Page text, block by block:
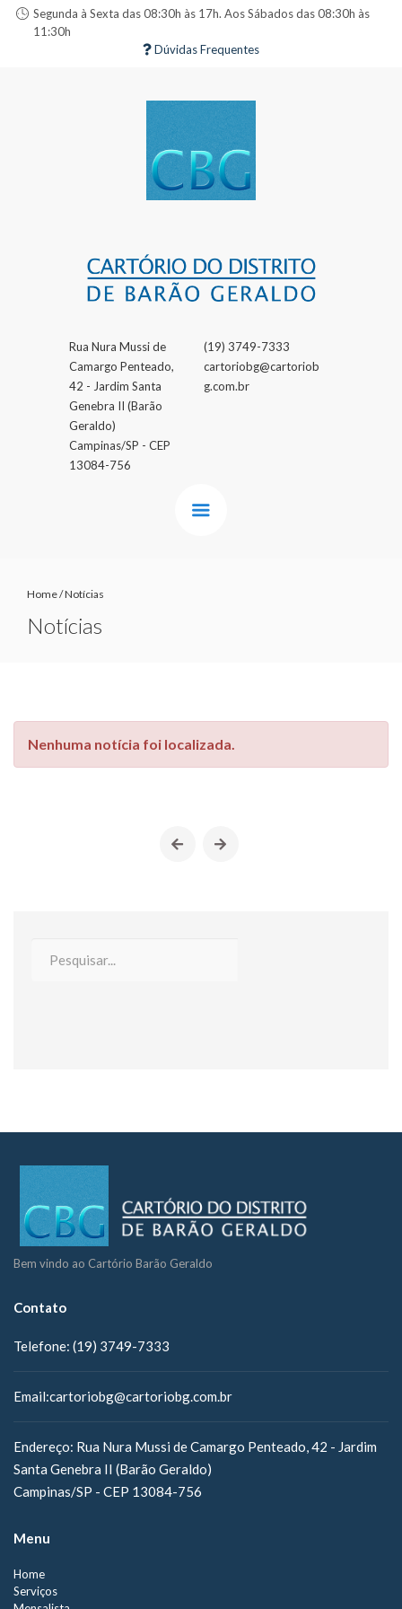
Segunda à Sexta das 08:30h às 17h. Aos Sábados das 08:30h às
11:30h
Dúvidas Frequentes
Rua Nura Mussi de
Camargo Penteado,
42 - Jardim Santa
Genebra II (Barão
Geraldo)
Campinas/SP - CEP
13084-756
(19) 3749-7333
cartoriobg@cartoriob
g.com.br
Home/Notícias
Notícias
Nenhuma notícia foi localizada.
Bem vindo ao Cartório Barão Geraldo
Contato
Telefone: (19) 3749-7333
Email:cartoriobg@cartoriobg.com.br
Endereço: Rua Nura Mussi de Camargo Penteado, 42 - Jardim
Santa Genebra II (Barão Geraldo)
Campinas/SP - CEP 13084-756
Menu
Home
Serviços